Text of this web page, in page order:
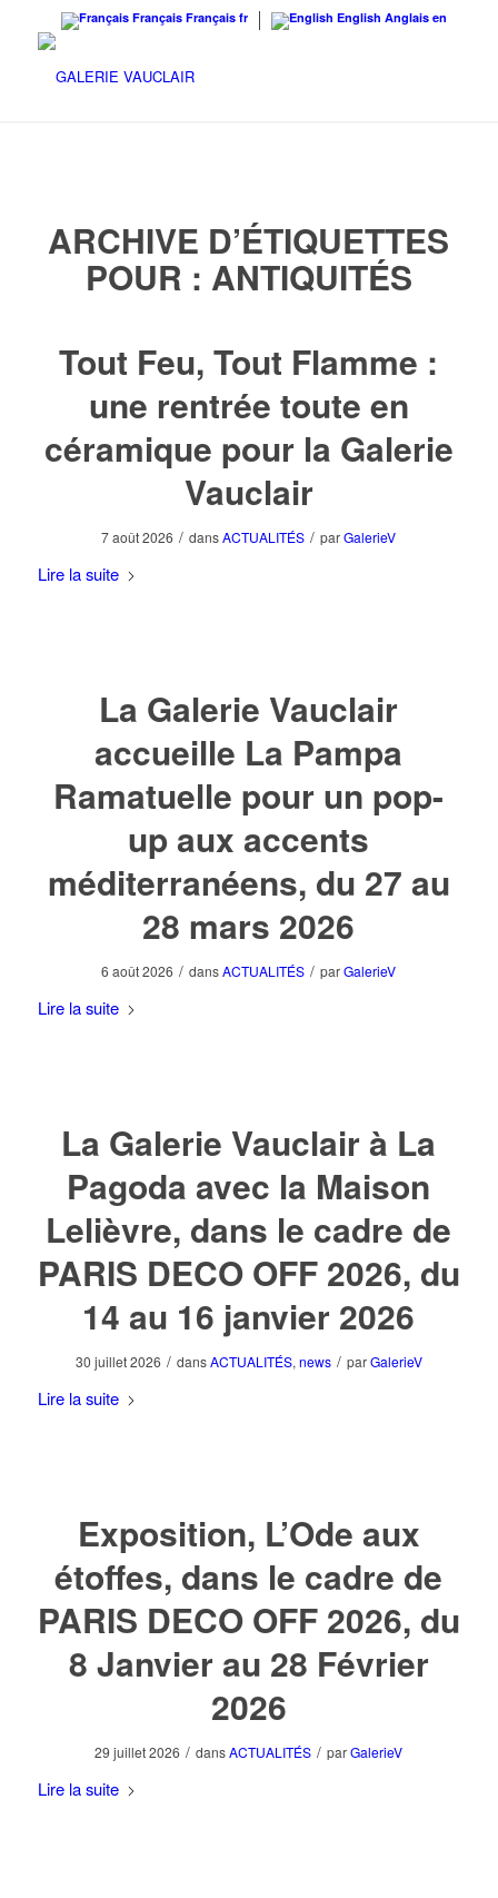
Français Français fr English Anglais en
ARCHIVE D’ÉTIQUETTES
POUR : ANTIQUITÉS
Tout Feu, Tout Flamme :
une rentrée toute en
céramique pour la Galerie
Vauclair
7 août 2026 / dansACTUALITÉS / parGalerieV
Lire la suite
La Galerie Vauclair
accueille La Pampa
Ramatuelle pour un pop-
up aux accents
méditerranéens, du 27 au
28 mars 2026
6 août 2026 / dansACTUALITÉS / parGalerieV
Lire la suite
La Galerie Vauclair à La
Pagoda avec la Maison
Lelièvre, dans le cadre de
PARIS DECO OFF 2026, du
14 au 16 janvier 2026
30 juillet 2026 / dansACTUALITÉS, news / parGalerieV
Lire la suite
Exposition, L’Ode aux
étoffes, dans le cadre de
PARIS DECO OFF 2026, du
8 Janvier au 28 Février
2026
29 juillet 2026 / dansACTUALITÉS / parGalerieV
Lire la suite